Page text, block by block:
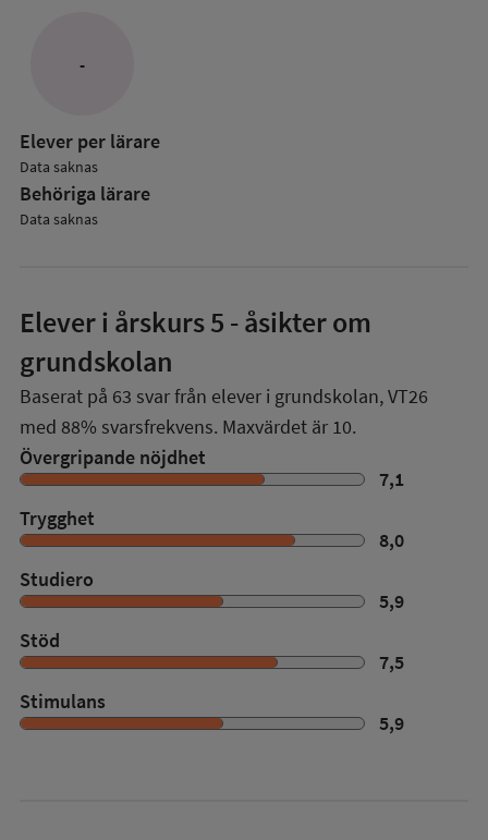
-
Elever per lärare
Data saknas
Behöriga lärare
Data saknas
Elever i årskurs 5 - åsikter om
grundskolan
Baserat på 63 svar från elever i grundskolan,VT26
med 88% svarsfrekvens. Maxvärdet är 10.
Övergripande nöjdhet
7,1
Trygghet
8,0
Studiero
5,9
Stöd
7,5
Stimulans
5,9